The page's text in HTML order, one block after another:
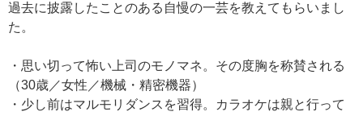
過去に披露したことのある自慢の一芸を教えてもらいまし
た。
・思い切って怖い上司のモノマネ。その度胸を称賛される
（30歳／女性／機械・精密機器）
・少し前はマルモリダンスを習得。カラオケは親と行って